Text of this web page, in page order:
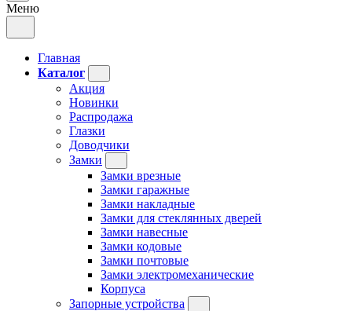
Меню
Главная
Каталог
Акция
Новинки
Распродажа
Глазки
Доводчики
Замки
Замки врезные
Замки гаражные
Замки накладные
Замки для стеклянных дверей
Замки навесные
Замки кодовые
Замки почтовые
Замки электромеханические
Корпуса
Запорные устройства